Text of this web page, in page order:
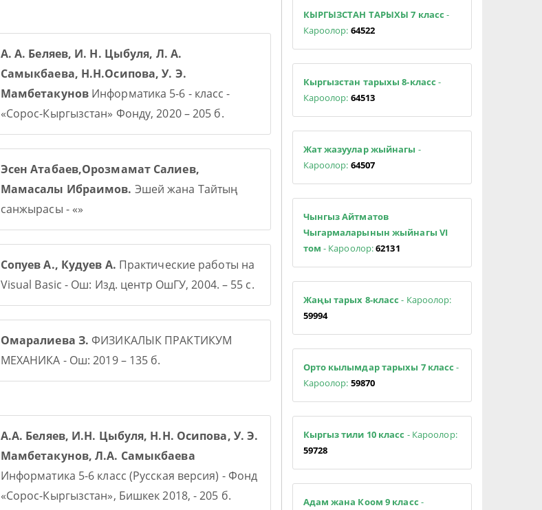
А. А. Беляев, И. Н. Цыбуля, Л. А.
Самыкбаева, Н.Н.Осипова, У. Э.
МамбетакуновИнформатика 5-6 - класс -
«Сорос-Кыргызстан» Фонду, 2020 – 205 б.
Эсен Атабаев,Орозмамат Салиев,
Мамасалы Ибраимов. Эшей жана Тайтың
санжырасы - «»
Сопуев А., Кудуев А. Практические работы на
Visual Basic - Ош: Изд. центр ОшГУ, 2004. – 55 с.
Омаралиева З. ФИЗИКАЛЫК ПРАКТИКУМ
МЕХАНИКА - Ош: 2019 – 135 б.
А.А. Беляев, И.Н. Цыбуля, Н.Н. Осипова, У. Э.
Мамбетакунов, Л.А. Самыкбаева
Информатика 5-6 класс (Русская версия) - Фонд
«Сорос-Кыргызстан», Бишкек 2018, - 205 б.
КЫРГЫЗСТАН ТАРЫХЫ 7 класс -
Кароолор: 64522
Кыргызстан тарыхы 8-класс -
Кароолор: 64513
Жат жазуулар жыйнагы -
Кароолор: 64507
Чынгыз Айтматов
Чыгармаларынын жыйнагы VI
том - Кароолор:62131
Жаңы тарых 8-класс - Кароолор:
59994
Орто кылымдар тарыхы 7 класс-
Кароолор: 59870
Кыргыз тили 10 класс - Кароолор:
59728
Адам жана Коом 9 класс -